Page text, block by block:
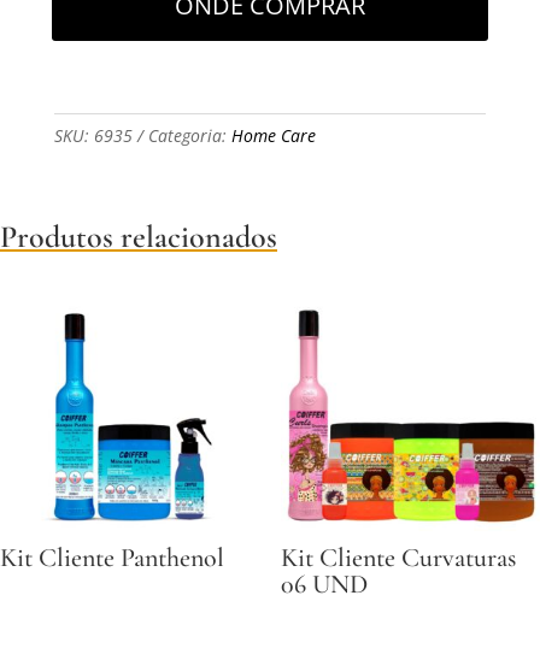
SKU: 6935 Categoria: Home Care
Produtos relacionados
Kit Cliente Panthenol
Kit Cliente Curvaturas
06 UND